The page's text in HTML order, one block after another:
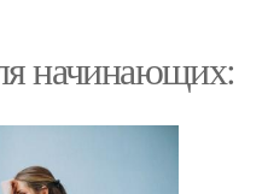
начинающих: